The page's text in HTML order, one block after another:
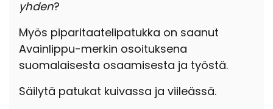
yhden?
Myös piparitaatelipatukka on saanut
Avainlippu-merkin osoituksena
suomalaisesta osaamisesta ja työstä.
Säilytä patukat kuivassa ja viileässä.